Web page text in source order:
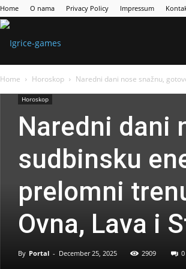
Home O nama Privacy Policy Impressum
Home Horoskop Naredni dani nose snažnu,
Horoskop
Naredni dani
sudbinsku
prelomni
Ovna, Lava i
By Portal - December 25, 2025 2909 0